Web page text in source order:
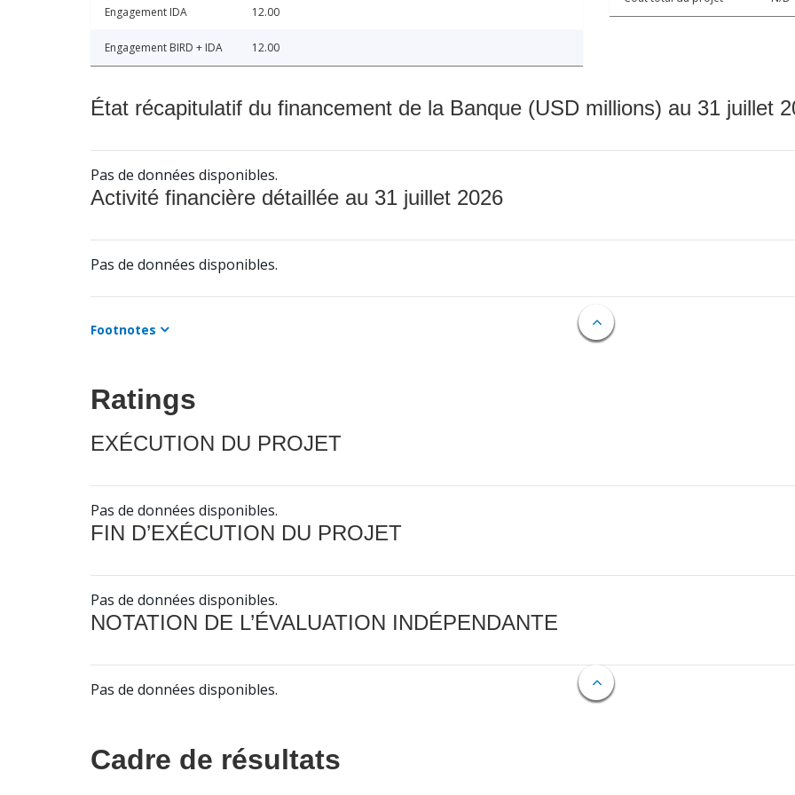
Engagement IDA 12.00
Engagement BIRD + IDA 12.00
État récapitulatif du financement de la Banque (USD millions) au 31 juillet
Pas de données disponibles.
Activité financière détaillée au 31 juillet 2026
Pas de données disponibles.
Footnotes
Ratings
EXÉCUTION DU PROJET
Pas de données disponibles.
FIN D’EXÉCUTION DU PROJET
Pas de données disponibles.
NOTATION DE L’ÉVALUATION INDÉPENDANTE
Pas de données disponibles.
Cadre de résultats